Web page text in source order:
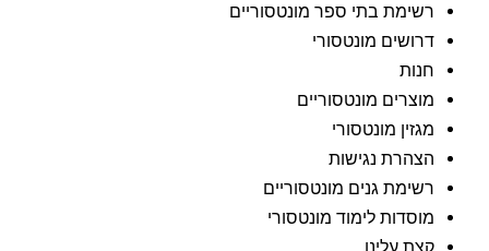
רשימת בתי ספר מונטסוריים
דרושים מונטסורי
חנות
מוצרים מונטסוריים
מגזין מונטסורי
הצהרת נגישות
רשימת גנים מונטסוריים
מוסדות לימוד מונטסורי